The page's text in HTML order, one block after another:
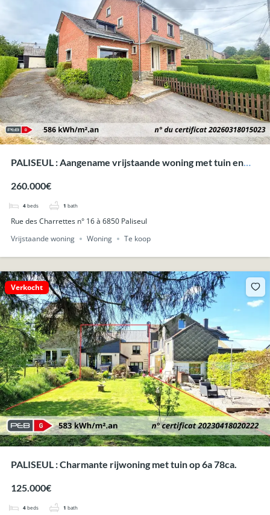
PALISEUL : Aangename vrijstaande woning met tuin en
260.000€
4 beds 1 bath
Rue des Charrettes n° 16 à 6850 Paliseul
Vrijstaande woning
Woning Te koop
Verkocht
PALISEUL : Charmante rijwoning met tuin op 6a 78ca.
125.000€
4 beds 1 bath